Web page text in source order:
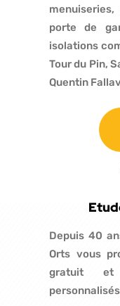
porte de
isolations
Tour du Pin,
Quentin
Depuis 40
Orts vous
gratuit et